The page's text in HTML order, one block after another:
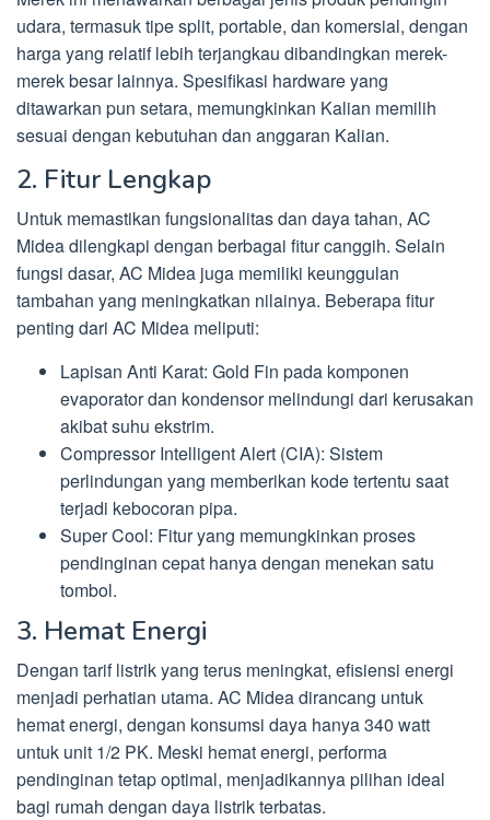
udara, termasuk tipe split, portable, dan komersial, dengan
harga yang relatif lebih terjangkau dibandingkan merek-
merek besar lainnya. Spesifikasi hardware yang
ditawarkan pun setara, memungkinkan Kalian memilih
sesuai dengan kebutuhan dan anggaran Kalian.
2. Fitur Lengkap
Untuk memastikan fungsionalitas dan daya tahan, AC
Midea dilengkapi dengan berbagai fitur canggih. Selain
fungsi dasar, AC Midea juga memiliki keunggulan
tambahan yang meningkatkan nilainya. Beberapa fitur
penting dari AC Midea meliputi:
Lapisan Anti Karat: Gold Fin pada komponen
evaporator dan kondensor melindungi dari kerusakan
akibat suhu ekstrim.
Compressor Intelligent Alert (CIA): Sistem
perlindungan yang memberikan kode tertentu saat
terjadi kebocoran pipa.
Super Cool: Fitur yang memungkinkan proses
pendinginan cepat hanya dengan menekan satu
tombol.
3. Hemat Energi
Dengan tarif listrik yang terus meningkat, efisiensi energi
menjadi perhatian utama. AC Midea dirancang untuk
hemat energi, dengan konsumsi daya hanya 340 watt
untuk unit 1/2 PK. Meski hemat energi, performa
pendinginan tetap optimal, menjadikannya pilihan ideal
bagi rumah dengan daya listrik terbatas.